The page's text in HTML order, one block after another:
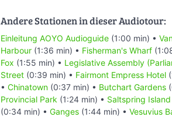
Andere Stationen in dieser Audiotour:
Einleitung AOYO Audioguide (1:00 min) •
Harbour (1:36 min) • Fisherman's Wharf
Fox (1:55 min) • Legislative Assembly
Street (0:39 min) • Fairmont Empress Hotel
• Chinatown (0:37 min) • Butchart Gardens
Provincial Park (1:24 min) • Saltspring Island
(0:34 min) • Ganges (1:44 min) • Vesuvius